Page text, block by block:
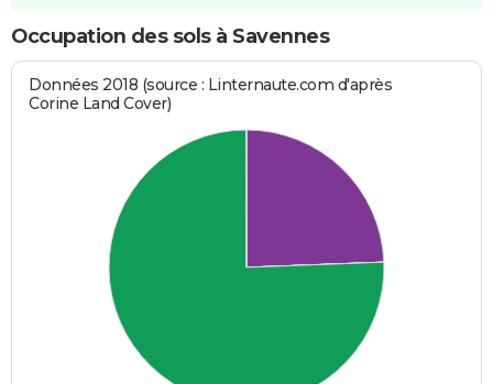
Occupation des sols à Savennes
Données 2018 (source : Linternaute.com d'après
Corine Land Cover)